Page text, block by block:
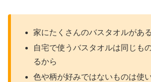
家にたくさんのバスタオルがあ
自宅で使うバスタオルは同じも
るから
色や柄が好みではないものは使